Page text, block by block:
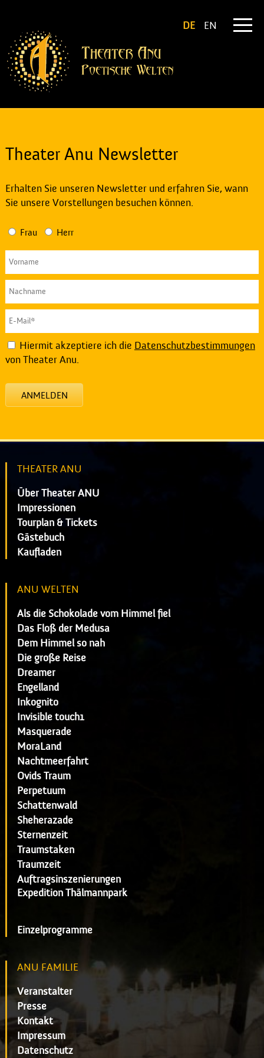
DE EN
Theater Anu Newsletter
Erhalten Sie unseren Newsletter und erfahren Sie, wann
Sie unsere Vorstellungen besuchen können.
Frau Herr
Hiermit akzeptiere ich die Datenschutzbestimmungen
von Theater Anu.
ANMELDEN
THEATER ANU
Über Theater ANU
Impressionen
Tourplan & Tickets
Gästebuch
Kaufladen
ANU WELTEN
Als die Schokolade vom Himmel fiel
Das Floß der Medusa
Dem Himmel so nah
Die große Reise
Dreamer
Engelland
Inkognito
Invisible touch1
Masquerade
MoraLand
Nachtmeerfahrt
Ovids Traum
Perpetuum
Schattenwald
Sheherazade
Sternenzeit
Traumstaken
Traumzeit
Auftragsinszenierungen
Expedition Thälmannpark
Einzelprogramme
ANU FAMILIE
Veranstalter
Presse
Kontakt
Impressum
Datenschutz